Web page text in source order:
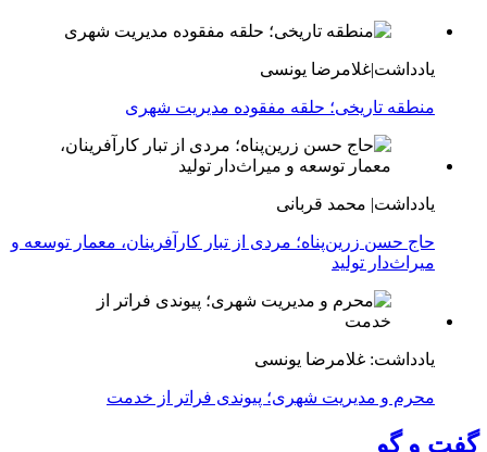
یادداشت|غلامرضا یونسی
منطقه تاریخی؛ حلقه مفقوده مدیریت شهری
یادداشت| محمد قربانی
حاج حسن زرین‌پناه؛ مردی از تبار کارآفرینان، معمار توسعه و
میراث‌دار تولید
یادداشت: غلامرضا یونسی
محرم و مدیریت شهری؛ پیوندی فراتر از خدمت
گفت و گو